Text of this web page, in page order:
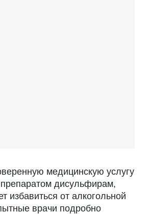
медицинскую услугу
дисульфирам,
избавиться от алкогольной
врачи подробно